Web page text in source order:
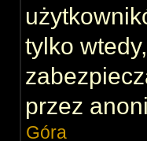
tylko
przez
Góra